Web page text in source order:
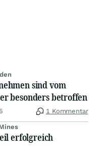
sind vom
besonders betroffen
1 Kommentar
erfolgreich